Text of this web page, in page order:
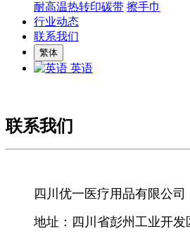
耐高温热转印碳带 擦手巾
行业动态
联系我们
繁体
英语
联系我们
四川优一医疗用品有限公司
地址：四川省彭州工业开发